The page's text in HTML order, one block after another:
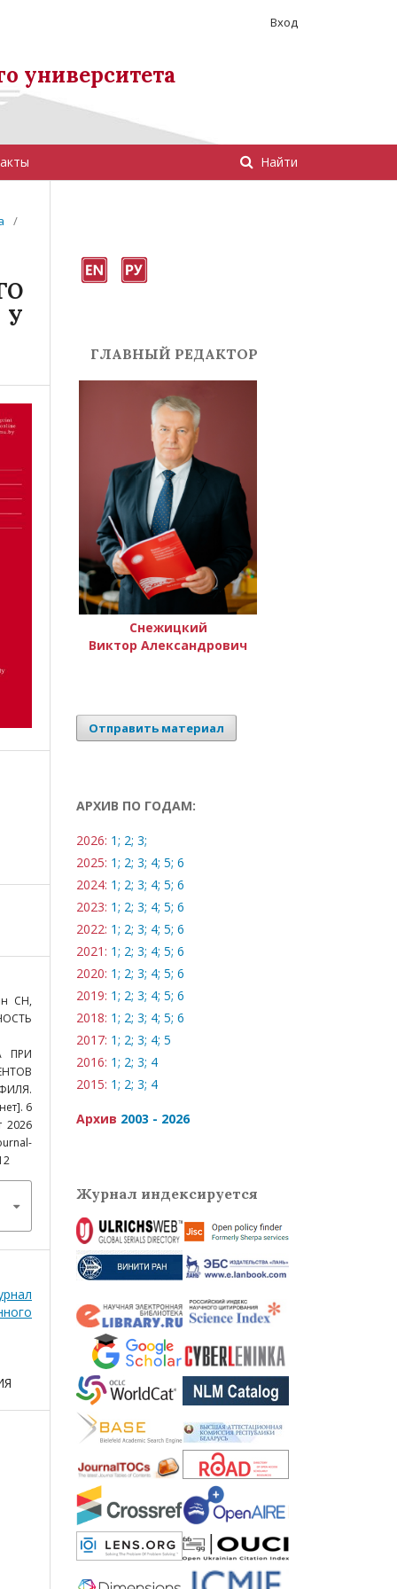
университета
Найти
Вход
/
СН,
ПРИ
6
2026
ГЛАВНЫЙ РЕДАКТОР
Снежицкий
Виктор Александрович
Отправить материал
АРХИВ ПО ГОДАМ:
2026: 1; 2; 3;
2025: 1; 2; 3; 4; 5; 6
2024: 1; 2; 3; 4; 5; 6
2023: 1; 2; 3; 4; 5; 6
2022: 1; 2; 3; 4; 5; 6
2021: 1; 2; 3; 4; 5; 6
2020: 1; 2; 3; 4; 5; 6
2019: 1; 2; 3; 4; 5; 6
2018: 1; 2; 3; 4; 5; 6
2017: 1; 2; 3; 4; 5
2016: 1; 2; 3; 4
2015: 1; 2; 3; 4
Архив 2003 - 2026
Журнал индексируется